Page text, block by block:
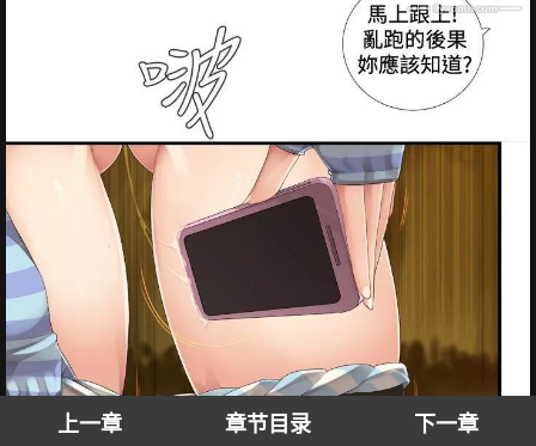
上一章 章节目录 下一章